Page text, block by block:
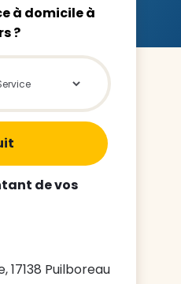
à domicile à
?
Autocompletion
de vos
17138 Puilboreau